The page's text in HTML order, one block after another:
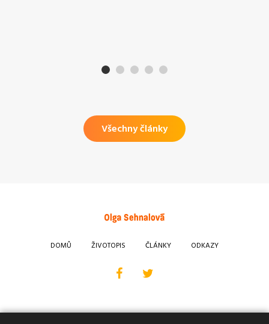
Všechny články
DOMŮ ŽIVOTOPIS ČLÁNKY ODKAZY